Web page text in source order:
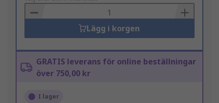
Basket
Lägg i korgen
GRATIS leverans för online beställningar
över 750,00 kr
I lager